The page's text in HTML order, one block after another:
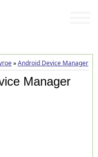
»Android Device Manager PI
Manager